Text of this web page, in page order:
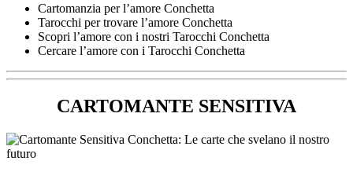
Cartomanzia per l’amore Conchetta
Tarocchi per trovare l’amore Conchetta
Scopri l’amore con i nostri Tarocchi Conchetta
Cercare l’amore con i Tarocchi Conchetta
CARTOMANTE SENSITIVA